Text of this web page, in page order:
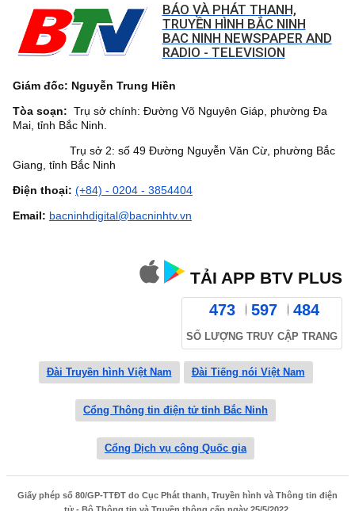
BÁO VÀ PHÁT THANH,
TRUYỀN HÌNH BẮC NINH
BAC NINH NEWSPAPER AND
RADIO - TELEVISION
Giám đốc: Nguyễn Trung Hiền
Tòa soạn: Trụ sở chính: Đường Võ Nguyên Giáp, phường Đa
Mai, tỉnh Bắc Ninh.
Trụ sở 2: số 49 Đường Nguyễn Văn Cừ, phường Bắc
Giang, tỉnh Bắc Ninh
Điện thoại: (+84) - 0204 - 3854404
Email: bacninhdigital@bacninhtv.vn
TẢI APP BTV PLUS
473 597 484
SỐ LƯỢNG TRUY CẬP TRANG
Đài Truyền hình Việt Nam Đài Tiếng nói Việt Nam
Cổng Thông tin điện tử tỉnh Bắc Ninh
Cổng Dịch vụ công Quốc gia
Giấy phép số 80/GP-TTĐT do Cục Phát thanh, Truyền hình và Thông tin điện
tử - Bộ Thông tin và Truyền thông cấp ngày 25/5/2022.